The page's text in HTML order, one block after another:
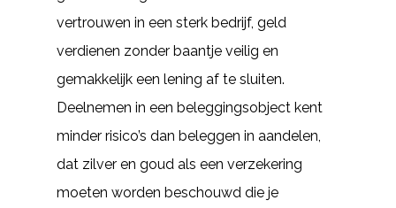
vertrouwen in een sterk bedrijf, geld
verdienen zonder baantje veilig en
gemakkelijk een lening af te sluiten.
Deelnemen in een beleggingsobject kent
minder risico’s dan beleggen in aandelen,
dat zilver en goud als een verzekering
moeten worden beschouwd die je